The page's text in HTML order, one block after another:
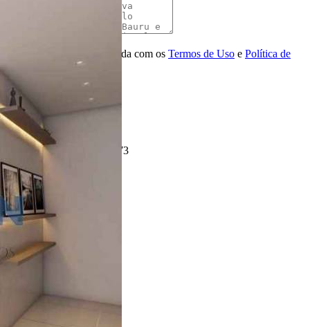
Ao ENVIAR você concorda com os Termos de Uso e Política de
Privacidade
Enviar Indicação
Características
Referência: CA11573
5 Banheiros
2 Vagas
240.00 m²
453.00 m²